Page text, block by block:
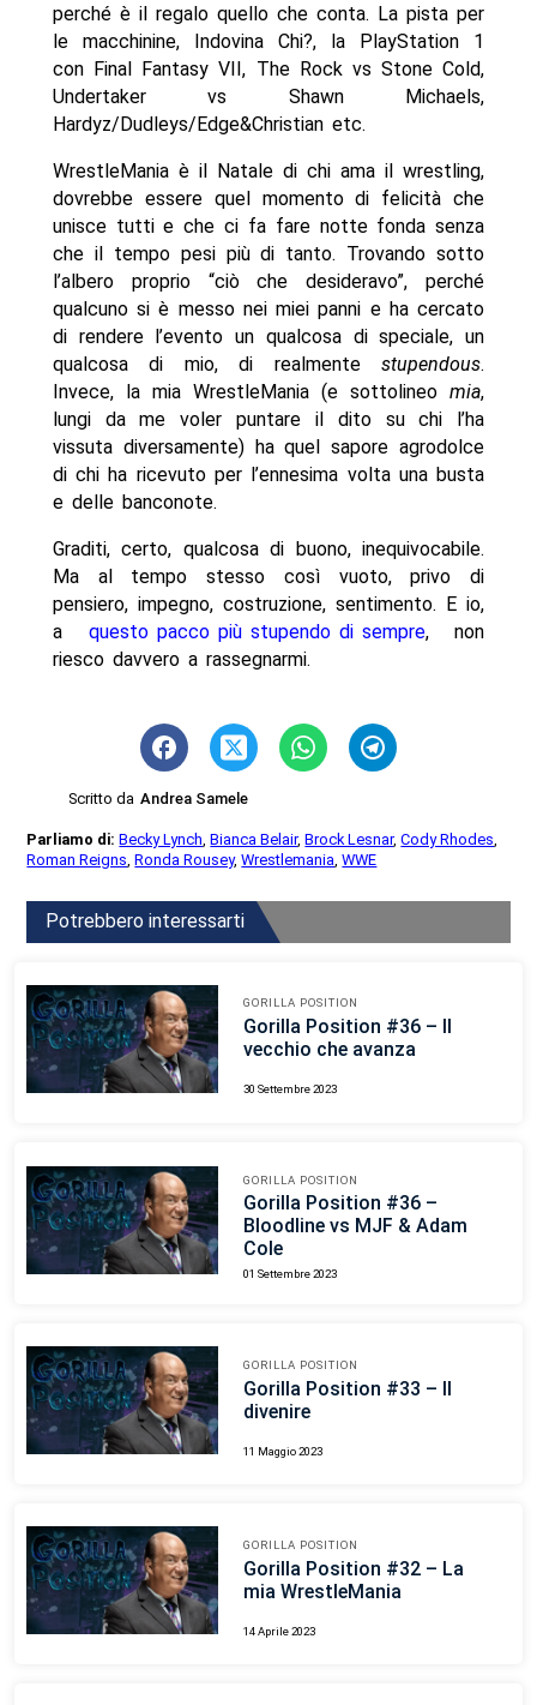
perché è il regalo quello che conta. La pista per
le macchinine, Indovina Chi?, la PlayStation 1
con Final Fantasy VII, The Rock vs Stone Cold,
Undertaker vs Shawn Michaels,
Hardyz/Dudleys/Edge&Christian etc.
WrestleMania è il Natale di chi ama il wrestling,
dovrebbe essere quel momento di felicità che
unisce tutti e che ci fa fare notte fonda senza
che il tempo pesi più di tanto. Trovando sotto
l’albero proprio “ciò che desideravo”, perché
qualcuno si è messo nei miei panni e ha cercato
di rendere l’evento un qualcosa di speciale, un
qualcosa di mio, di realmentestupendous.
Invece, la mia WrestleMania (e sottolineomia,
lungi da me voler puntare il dito su chi l’ha
vissuta diversamente) ha quel sapore agrodolce
di chi ha ricevuto per l’ennesima volta una busta
e delle banconote.
Graditi, certo, qualcosa di buono, inequivocabile.
Ma al tempo stesso così vuoto, privo di
pensiero, impegno, costruzione, sentimento. E io,
a questo pacco più stupendo di sempre, non
riesco davvero a rassegnarmi.
Scritto da Andrea Samele
Parliamo di:Becky Lynch,Bianca Belair,Brock Lesnar,Cody Rhodes,
Roman Reigns,Ronda Rousey,Wrestlemania,WWE
Potrebbero interessarti
GORILLA POSITION
Gorilla Position #36 – Il
vecchio che avanza
30 Settembre 2023
GORILLA POSITION
Gorilla Position #36 –
Bloodline vs MJF & Adam
Cole
01 Settembre 2023
GORILLA POSITION
Gorilla Position #33 – Il
divenire
11 Maggio 2023
GORILLA POSITION
Gorilla Position #32 – La
mia WrestleMania
14 Aprile 2023